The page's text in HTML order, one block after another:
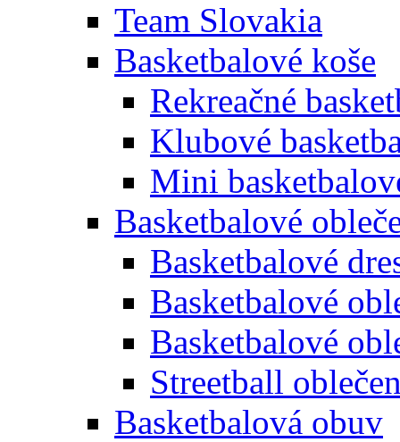
Team Slovakia
Basketbalové koše
Rekreačné
Klubové
Mini
Basketbalové
Basketbalové
Basketbalové
Basketbalové
Streetball
Basketbalová obuv